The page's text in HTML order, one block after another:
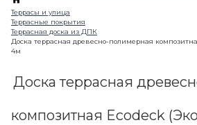
Доска террасная
композитная Ecodeck